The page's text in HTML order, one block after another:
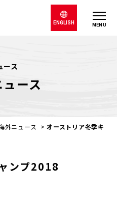
MENU
ENGLISH
ース
ース
外ニュース >オーストリア冬季キ
ンプ2018